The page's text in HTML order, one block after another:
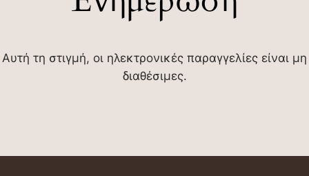
Αυτή τη στιγμή, οι ηλεκτρονικές παραγγελίες είναι μη
διαθέσιμες.